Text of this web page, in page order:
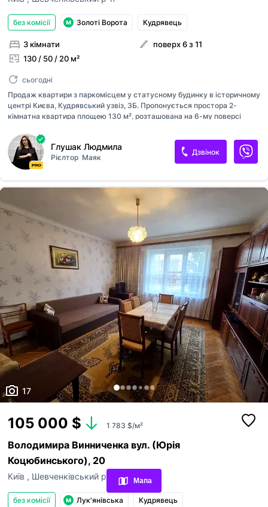
Обрані оголошення
Переглянуті оголошення
без комісії Золоті Ворота Кудрявець
3 кімнати
130 / 50 / 20 м²
поверх 6 з 11
сьогодні
Продаж квартири з паркомісцем у статусному будинку в історичному
центрі Києва, Кудрявський узвіз, 3Б. Пропонується простора 2-
кімнатна квартира площею 130 м², розташована на 6-му поверсі
спальня, 2 санвузли, балкон. Високі стелі (3 метри) додають відчуття
простору та світла. У квартирі виконаний якісний ремонт. Вся меблі
та техніка залишаються: духова шафа, холодильник, мікрохвильова
піч, витяжка, варильна поверхня, бойлер, пральна машина,
кондиціонери в кожній кімнаті, телевізор, лічильник тепла.
кімнаті, панорамні вікна з видом на місто. Клубний будинок зб...
Глушак Людмила
Рієлтор Маяк
Дзвінок
17
105 000 $ 1 783 $/м²
Володимира Винниченка вул. (Юрія
Коцюбинського), 20
Київ , Шевченківський р-н
без комісії Лук'янівська Кудрявець
Мапа